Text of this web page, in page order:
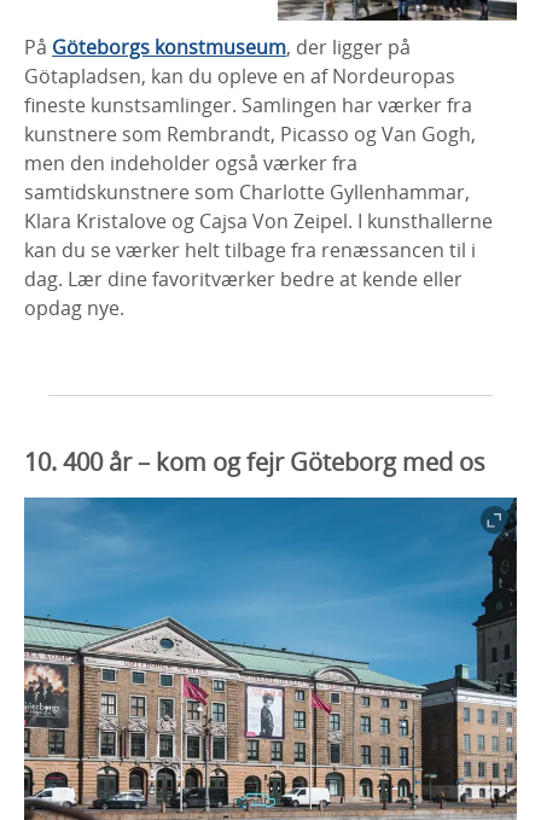
På Göteborgs konstmuseum, der ligger på
Götapladsen, kan du opleve en af Nordeuropas
fineste kunstsamlinger. Samlingen har værker fra
kunstnere som Rembrandt, Picasso og Van Gogh,
men den indeholder også værker fra
samtidskunstnere som Charlotte Gyllenhammar,
Klara Kristalove og Cajsa Von Zeipel. I kunsthallerne
kan du se værker helt tilbage fra renæssancen til i
dag. Lær dine favoritværker bedre at kende eller
opdag nye.
10.400 år – kom og fejr Göteborg med os